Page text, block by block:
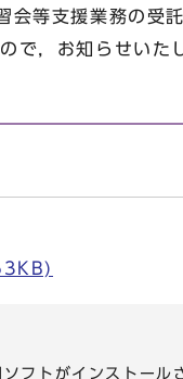
等支援業務の受
で，お知らせいた
トがインストール